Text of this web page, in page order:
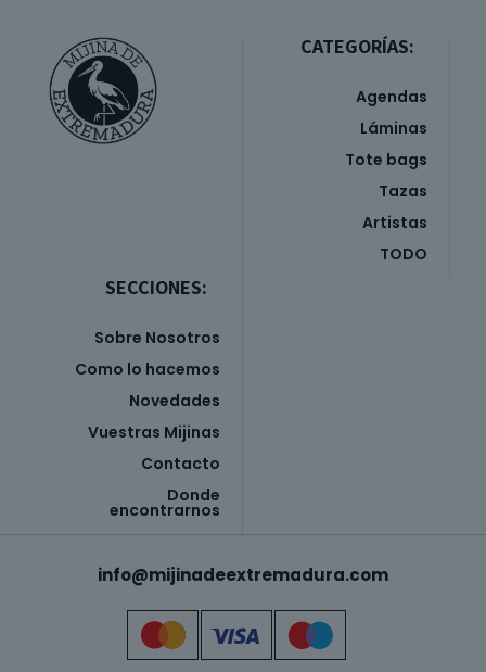
CATEGORÍAS:
Agendas
Láminas
Tote bags
Tazas
Artistas
TODO
SECCIONES:
Sobre Nosotros
Como lo hacemos
Novedades
Vuestras Mijinas
Contacto
Donde
encontrarnos
info@mijinadeextremadura.com